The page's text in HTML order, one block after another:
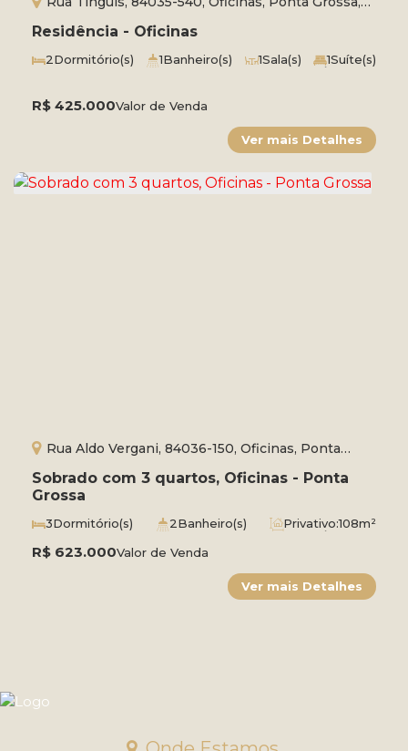
Residência - Oficinas
R$ 425.000Valor de Venda
Paraná, Brasil
2Dormitório(s) 1Banheiro(s) 1Sala(s) 1Suíte(s)
Sobrado com 3 quartos, Oficinas - Ponta
Grossa
R$ 623.000Valor de Venda
Rua Aldo Vergani, 84036-150, Oficinas, Ponta
Grossa, Paraná, Brasil
3Dormitório(s) 2Banheiro(s) Privativo:108m²